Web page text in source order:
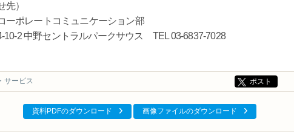
先）
ポレートコミュニケーション部
10-2 中野セントラルパークサウス TEL 03-6837-7028
サービス ポスト
資料PDFのダウンロード 画像ファイルのダウンロード